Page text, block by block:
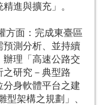
進與擴充」。
方面：完成東臺區
預測分析、並持續
辦理「高速公路交
之研究－典型路
分身軟體平台之建
型架構之規劃」、